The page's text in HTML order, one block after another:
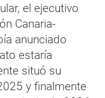
el ejecutivo
Canaria-
anunciado
estaría
situó su
y finalmente